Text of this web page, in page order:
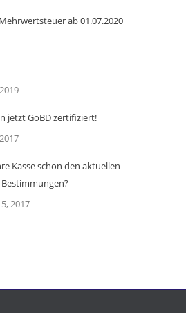
ab 01.07.2020
jetzt GoBD zertifiziert!
Kasse schon den aktuellen
2017